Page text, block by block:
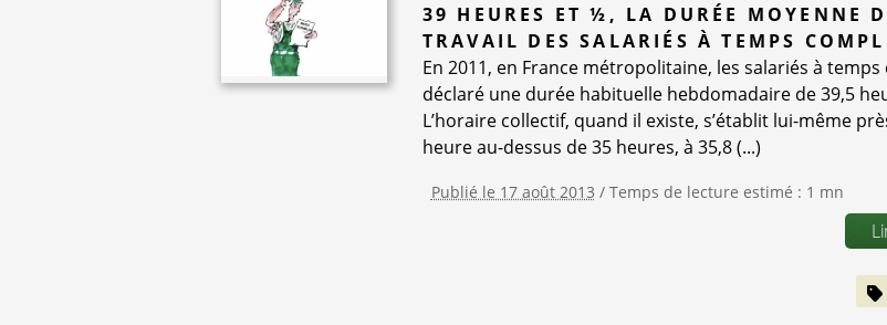
39 HEURES ET ½, LA DURÉE MOYENNE
TRAVAIL DES SALARIÉS À TEMPS
En 2011, en France métropolitaine, les salariés à
déclaré une durée habituelle hebdomadaire de 39,5
L’horaire collectif, quand il existe, s’établit lui-même
heure au-dessus de 35 heures, à 35,8 (...)
Publié le 17 août 2013 / Temps de lecture estimé : 1 mn